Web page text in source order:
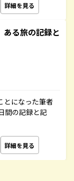
詳細を見る
る旅の記録と
とになった筆者
間の記録と記
詳細を見る